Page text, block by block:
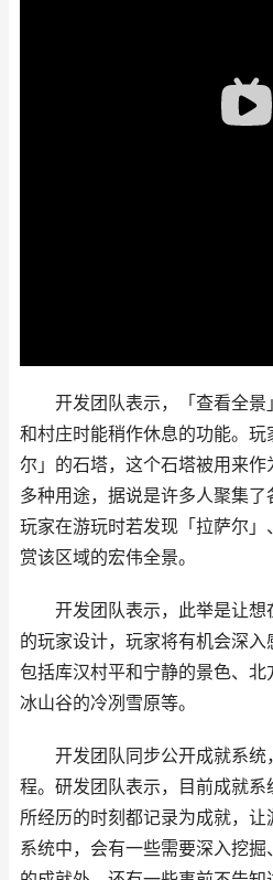
开发团队表示，「查看全景
和村庄时能稍作休息的功能。
尔」的石塔，这个石塔被用来
多种用途，据说是许多人聚集了
玩家在游玩时若发现「拉萨尔
赏该区域的宏伟全景。
开发团队表示，此举是让想
的玩家设计，玩家将有机会深入
包括库汉村平和宁静的景色、北
冰山谷的冷冽雪原等。
开发团队同步公开成就系统
程。研发团队表示，目前成就
所经历的时刻都记录为成就，
系统中，会有一些需要深入挖